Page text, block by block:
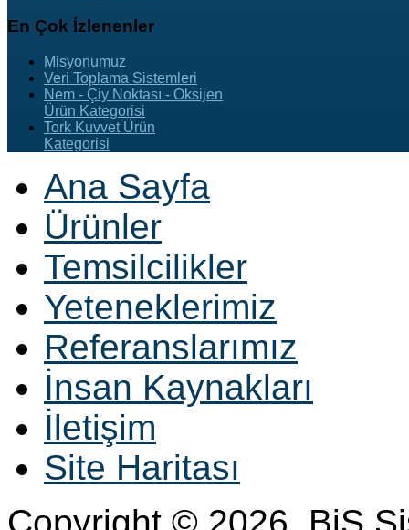
En Çok İzlenenler
Misyonumuz
Veri Toplama Sistemleri
Nem - Çiy Noktası - Oksijen
Ürün Kategorisi
Tork Kuvvet Ürün
Kategorisi
Ana Sayfa
Ürünler
Temsilcilikler
Yeteneklerimiz
Referanslarımız
İnsan Kaynakları
İletişim
Site Haritası
Copyright © 2026. BiS